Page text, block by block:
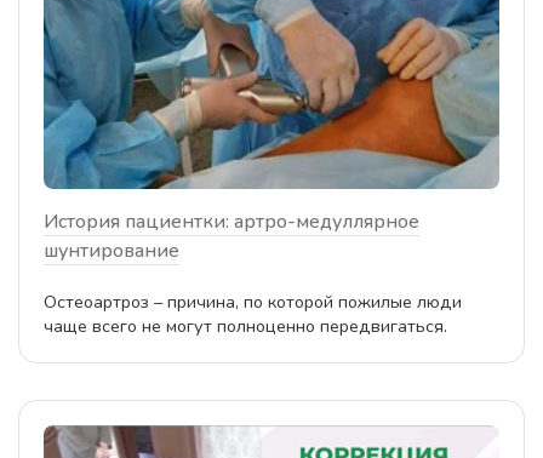
История пациентки: артро-медуллярное
шунтирование
Остеоартроз – причина, по которой пожилые люди
чаще всего не могут полноценно передвигаться.